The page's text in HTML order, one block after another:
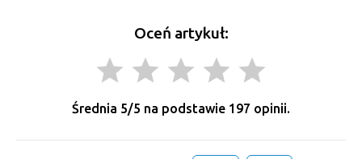
Oceń artykuł:
grade grade grade grade grade
Średnia 5/5 na podstawie 197 opinii.